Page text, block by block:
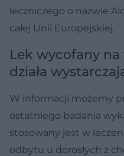
leczniczego o nazwie
całej Unii Europejskiej.
Lek wycofany
działa
W informacji możemy
ostatniego badania
stosowany jest w
odbytu u dorosłych z